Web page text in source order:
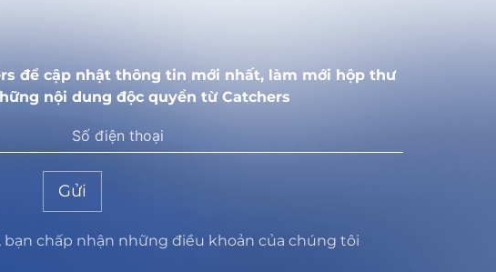
để cập nhật thông tin mới nhất, làm mới hộp thư
nội dung độc quyền từ Catchers
Gửi
chấp nhận những điều khoản của chúng tôi